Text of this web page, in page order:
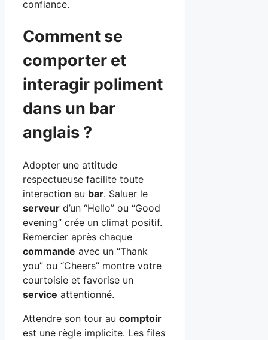
confiance.
Comment se
comporter et
interagir poliment
dans un bar
anglais ?
Adopter une attitude
respectueuse facilite toute
interaction au bar. Saluer le
serveur d’un “Hello” ou “Good
evening” crée un climat positif.
Remercier après chaque
commande avec un “Thank
you” ou “Cheers” montre votre
courtoisie et favorise un
service attentionné.
Attendre son tour au comptoir
est une règle implicite. Les files